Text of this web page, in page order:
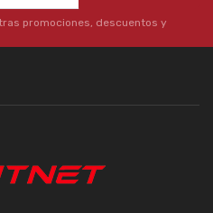
promociones, descuentos y